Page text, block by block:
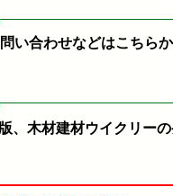
い合わせなどはこちら
、木材建材ウイクリーの